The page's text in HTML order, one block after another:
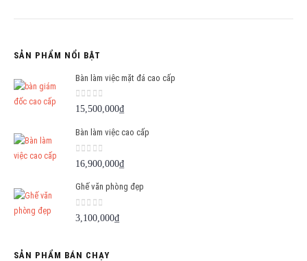
SẢN PHẨM NỔI BẬT
Bàn làm việc mặt đá cao cấp
0 out of 5
15,500,000₫
Bàn làm việc cao cấp
0out of 5
16,900,000₫
Ghế văn phòng đẹp
0 out of 5
3,100,000₫
SẢN PHẨM BÁN CHẠY